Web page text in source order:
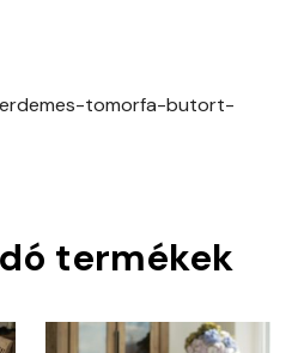
tomorfa-butort-
termékek